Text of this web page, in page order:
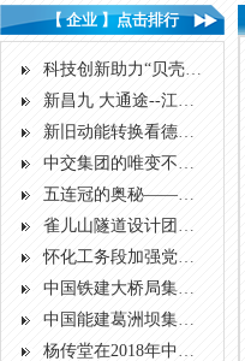
【 企业 】点击排行
科技创新助力“贝壳站房”腾飞——世界最大全地下高铁站天津于家堡科技攻关侧记
新昌九 大通途--江西(南)昌九(江)高速公路改扩建项目建设纪实
新旧动能转换看德州：一杆路灯撑起企业发展“智慧未来”
中交集团的唯变不变 基建巨人的中国创新
五连冠的奥秘——中交一公局五公司龙永高速十三标项目部工作纪实
雀儿山隧道设计团队：十五年磨一剑 打通川藏北线天险瓶颈
怀化工务段加强党员干部队伍建设——学习弘扬焦裕禄精神 对照“镜子”正衣冠
中国铁建大桥局集团一公司：轮势随天度 桥形跨海通
中国能建葛洲坝集团科技创新打造高速公路精品工程
杨传堂在2018年中国邮政集团公司工作会上指出 以习近平新时代中国特色社会主义思想为指导 锐意进取建设具有全球竞争力的世界一流企业